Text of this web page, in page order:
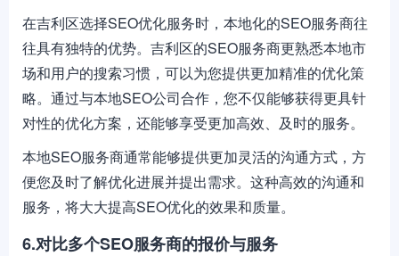
在吉利区选择SEO优化服务时，本地化的SEO服务商往
往具有独特的优势。吉利区的SEO服务商更熟悉本地市
场和用户的搜索习惯，可以为您提供更加精准的优化策
略。通过与本地SEO公司合作，您不仅能够获得更具针
对性的优化方案，还能够享受更加高效、及时的服务。
本地SEO服务商通常能够提供更加灵活的沟通方式，方
便您及时了解优化进展并提出需求。这种高效的沟通和
服务，将大大提高SEO优化的效果和质量。
6.对比多个SEO服务商的报价与服务